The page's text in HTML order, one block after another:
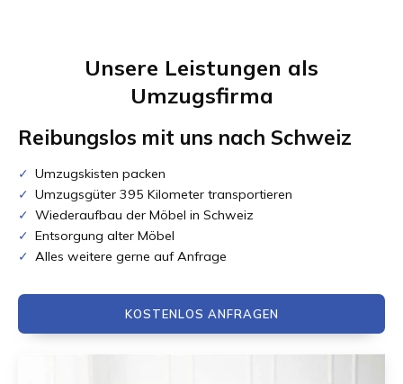
Unsere Leistungen als
Umzugsfirma
Reibungslos mit uns nach Schweiz
Umzugskisten packen
Umzugsgüter 395 Kilometer transportieren
Wiederaufbau der Möbel in Schweiz
Entsorgung alter Möbel
Alles weitere gerne auf Anfrage
KOSTENLOS ANFRAGEN